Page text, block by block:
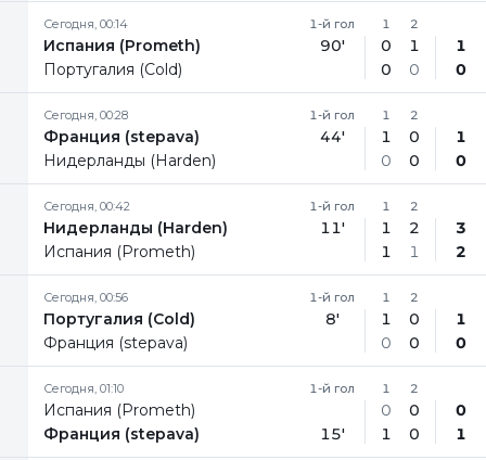
Сегодня, 00:14
Испания (Prometh)
Португалия (Cold)
1-й гол
90'
1
0
0
2
1
0
1
0
Сегодня, 00:28
Франция (stepava)
Нидерланды (Harden)
1-й гол
44'
1
1
0
2
0
0
1
0
Сегодня, 00:42
Нидерланды (Harden)
Испания (Prometh)
1-й гол
11'
1
1
1
2
2
1
3
2
Сегодня, 00:56
Португалия (Cold)
Франция (stepava)
1-й гол
8'
1
1
0
2
0
0
1
0
Сегодня, 01:10
Испания (Prometh)
Франция (stepava)
1-й гол
15'
1
0
1
2
0
0
0
1